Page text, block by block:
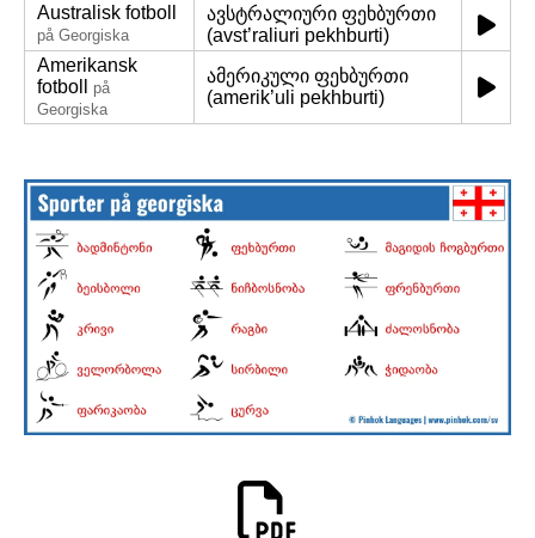
Australisk fotboll
på Georgiska
ავსტრალიური ფეხბურთი
(avst’raliuri pekhburti)
Amerikansk
fotboll
på
Georgiska
ამერიკული ფეხბურთი
(amerik’uli pekhburti)